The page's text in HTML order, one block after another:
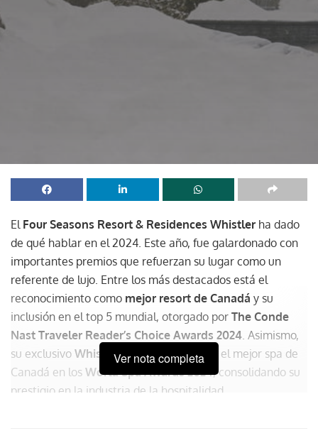
El Four Seasons Resort & Residences Whistler ha dado
de qué hablar en el 2024. Este año, fue galardonado con
importantes premios que refuerzan su lugar como un
referente de lujo. Entre los más destacados está el
reconocimiento como mejor resort de Canadá y su
inclusión en el top 5 mundial, otorgado por The Conde
Nast Traveler Reader’s Choice Awards 2024. Asimismo,
su exclusivo Whistler Spafue nombrado el mejor spa de
Canadá en los World Spa Awards 2024, consolidando su
prestigio en la industria de la hospitalidad.
Ver nota completa